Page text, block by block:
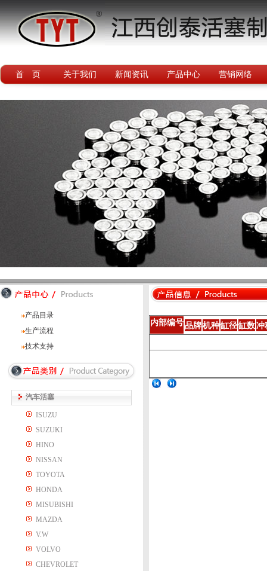
首 页 关于我们 新闻资讯 产品中心 营销网络
产品目录
生产流程
技术支持
汽车活塞
ISUZU
SUZUKI
HINO
NISSAN
TOYOTA
HONDA
MISUBISHI
MAZDA
V.W
VOLVO
CHEVROLET
内部编号品牌机种缸径缸数冲